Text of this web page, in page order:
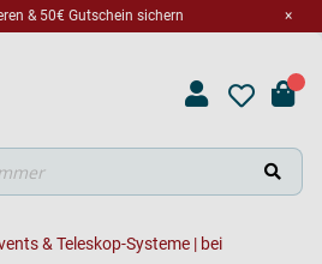
×
& 50€ Gutschein sichern
& Teleskop-Systeme | bei